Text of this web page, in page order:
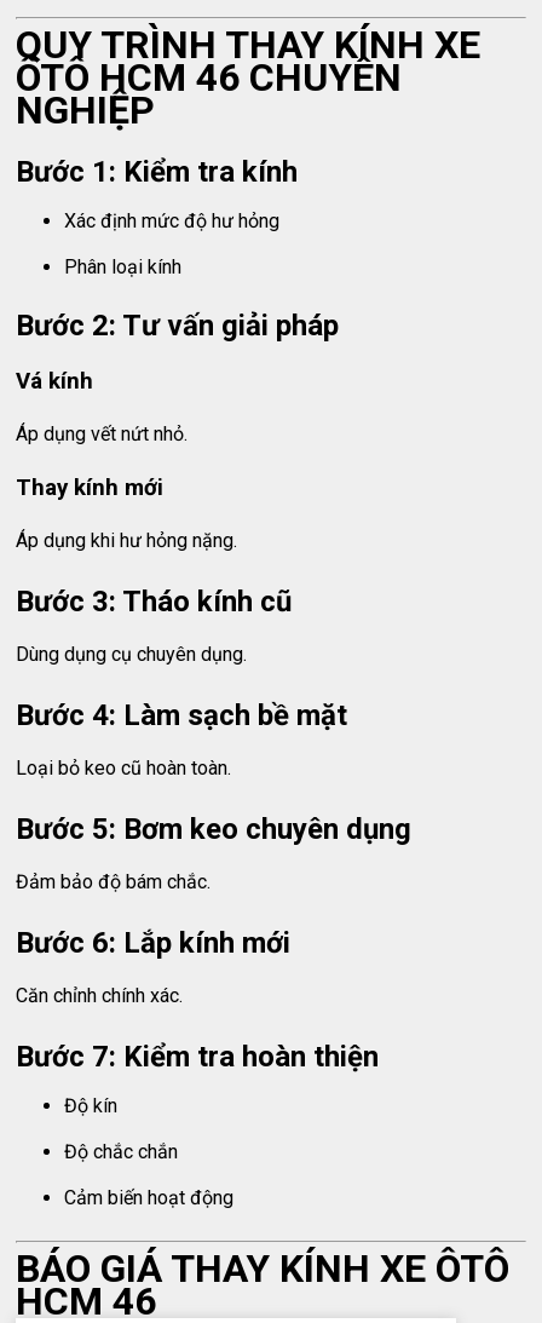
QUY TRÌNH THAY KÍNH XE
ÔTÔ HCM 46 CHUYÊN
NGHIỆP
Bước 1: Kiểm tra kính
Xác định mức độ hư hỏng
Phân loại kính
Bước 2: Tư vấn giải pháp
Vá kính
Áp dụng vết nứt nhỏ.
Thay kính mới
Áp dụng khi hư hỏng nặng.
Bước 3: Tháo kính cũ
Dùng dụng cụ chuyên dụng.
Bước 4: Làm sạch bề mặt
Loại bỏ keo cũ hoàn toàn.
Bước 5: Bơm keo chuyên dụng
Đảm bảo độ bám chắc.
Bước 6: Lắp kính mới
Căn chỉnh chính xác.
Bước 7: Kiểm tra hoàn thiện
Độ kín
Độ chắc chắn
Cảm biến hoạt động
BÁO GIÁ THAY KÍNH XE ÔTÔ
HCM 46